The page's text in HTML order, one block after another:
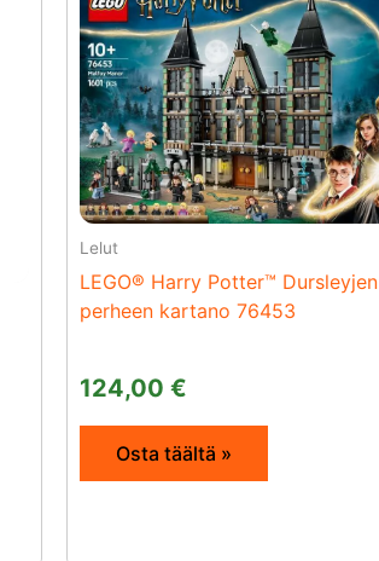
Lelut
LEGO® Harry Potter™ Dursleyjen
perheen kartano 76453
124,00 €
Osta täältä »